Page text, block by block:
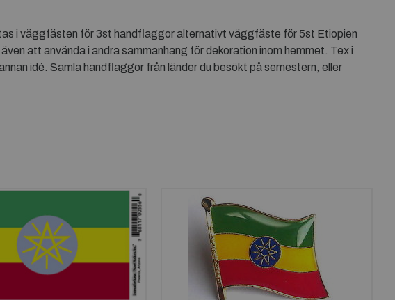
i väggfästen för 3st handflaggor alternativt väggfäste för 5st Etiopien
att använda i andra sammanhang för dekoration inom hemmet. Tex i
idé. Samla handflaggor från länder du besökt på semestern, eller